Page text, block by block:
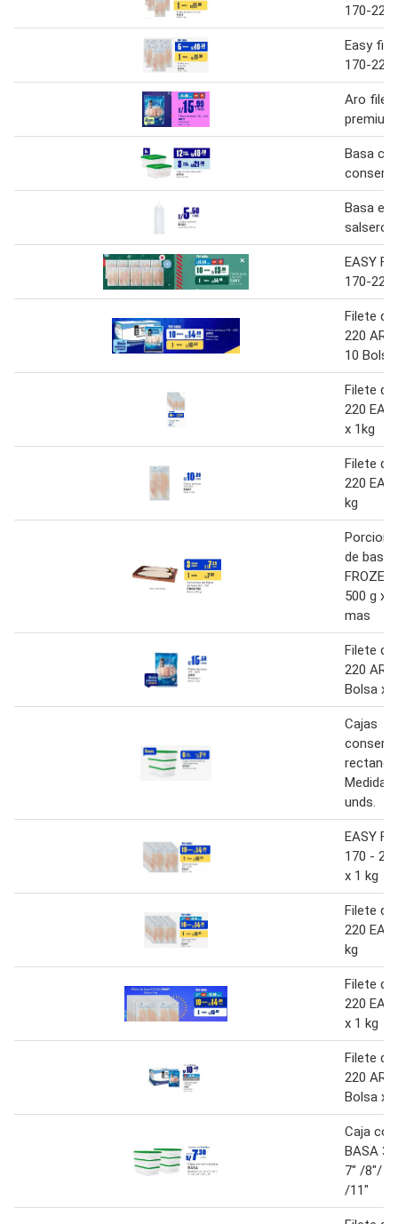
170-220
Easy
170-220
Aro
premium
Basa
Basa
salsero
EASY
170-220
Filete
220
10
Filete
220
x 1kg
Filete
220
kg
de basa
500 g x
mas
Filete
220
Bolsa x
Cajas
Medidas
unds.
EASY
170 -
x 1 kg
Filete
220
kg
Filete
220
x 1 kg
Filete
220
Bolsa x
Caja
BASA
7" /8"/
/11"